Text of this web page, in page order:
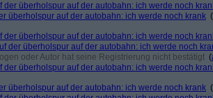
der überholspur auf der autobahn: ich werde noch
überholspur auf der autobahn: ich werde noch krank (
der überholspur auf der autobahn: ich werde noch
der überholspur auf der autobahn: ich werde noch
oder Autor hat seine Registrierung nicht bestätigt (
der überholspur auf der autobahn: ich werde noch
überholspur auf der autobahn: ich werde noch krank (